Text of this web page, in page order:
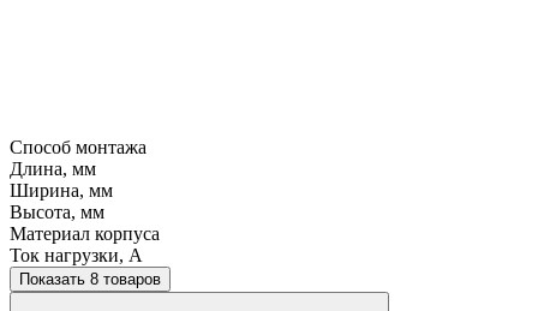
Способ монтажа
Длина, мм
Ширина, мм
Высота, мм
Материал корпуса
Ток нагрузки, A
Показать 8 товаров